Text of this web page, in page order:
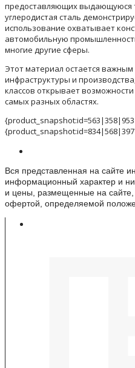
предоставляющих выдающуюся
углеродистая сталь
использование охватывает
автомобильную
многие другие сферы.
Этот материал остается
инфраструктуры и
классов открывает
самых разных областях.
Вся представленная на сайте
информационный характер и
и цены, размещенные на сайте,
офертой, определяемой